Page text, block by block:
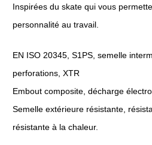
Inspirées du skate qui vous
personnalité au travail.
EN ISO 20345, S1PS, semelle
perforations, XTR
Embout composite, décharge
Semelle extérieure résistante,
résistante à la chaleur.